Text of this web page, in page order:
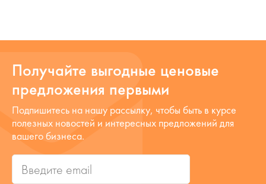
Получайте выгодные ценовые
предложения первыми
Подпишитесь на нашу рассылку, чтобы быть в курсе
полезных новостей и интересных предложений для
вашего бизнеса.